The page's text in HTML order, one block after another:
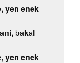
yen enek
bakal
yen enek